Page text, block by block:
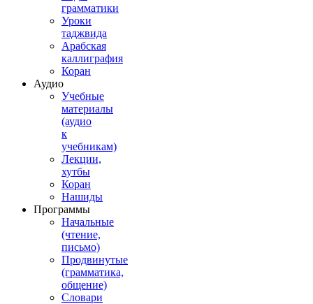
грамматики
Уроки
таджвида
Арабская
каллиграфия
Коран
Аудио
Учебные
материалы
(аудио
к
учебникам)
Лекции,
хутбы
Коран
Нашиды
Программы
Начальные
(чтение,
письмо)
Продвинутые
(грамматика,
общение)
Словари